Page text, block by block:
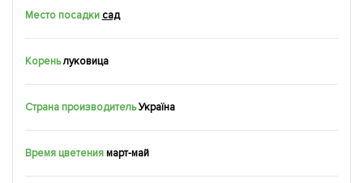
Место посадки сад
Кореньлуковица
Страна производитель Україна
Время цветения март-май